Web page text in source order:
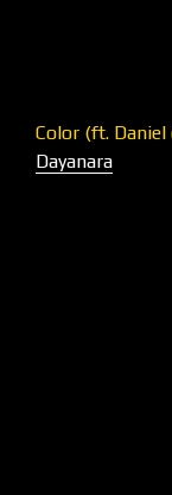
Color (ft. Daniel
Dayanara